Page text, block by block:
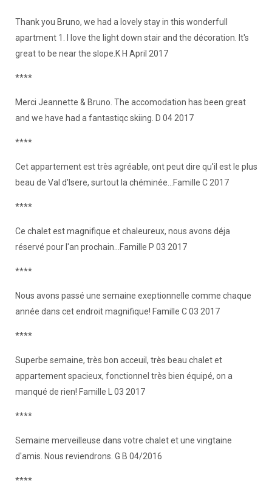
Thank you Bruno, we had a lovely stay in this wonderfull
apartment 1. I love the light down stair and the décoration. It's
great to be near the slope.K H April 2017
****
Merci Jeannette & Bruno. The accomodation has been great
and we have had a fantastiqc skiing. D 04 2017
****
Cet appartement est très agréable, ont peut dire qu'il est le plus
beau de Val d'Isere, surtout la chéminée...Famille C 2017
****
Ce chalet est magnifique et chaleureux, nous avons déja
réservé pour l'an prochain...Famille P 03 2017
****
Nous avons passé une semaine exeptionnelle comme chaque
année dans cet endroit magnifique! Famille C 03 2017
****
Superbe semaine, très bon acceuil, très beau chalet et
appartement spacieux, fonctionnel très bien équipé, on a
manqué de rien! Famille L 03 2017
****
Semaine merveilleuse dans votre chalet et une vingtaine
d'amis. Nous reviendrons. G B 04/2016
****